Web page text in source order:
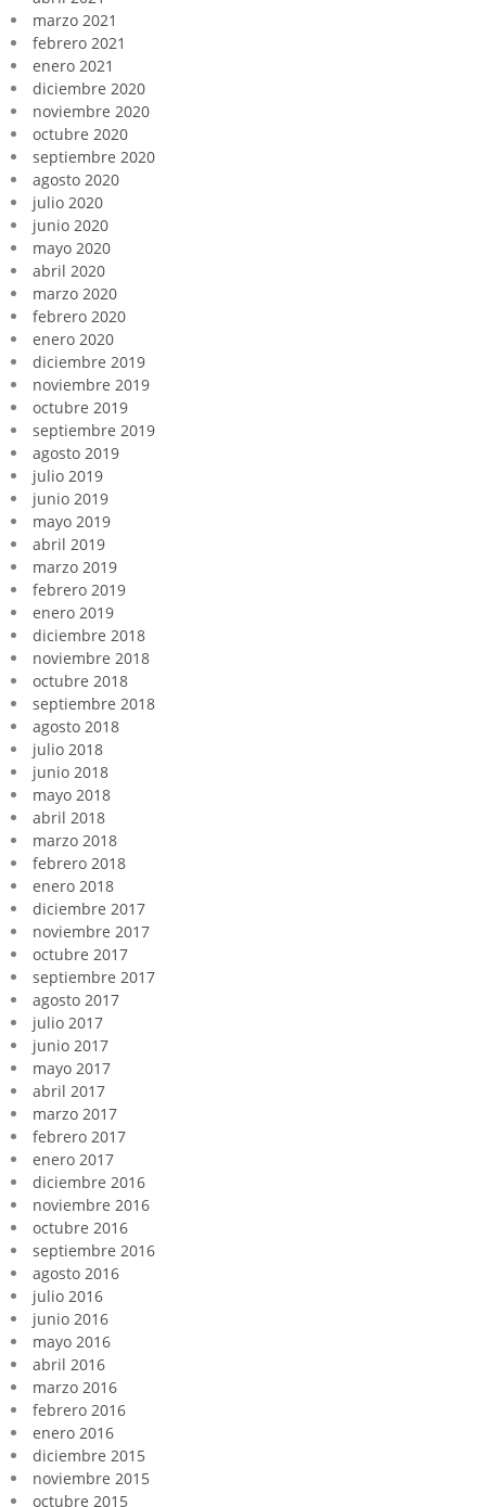
marzo 2021
febrero 2021
enero 2021
diciembre 2020
noviembre 2020
octubre 2020
septiembre 2020
agosto 2020
julio 2020
junio 2020
mayo 2020
abril 2020
marzo 2020
febrero 2020
enero 2020
diciembre 2019
noviembre 2019
octubre 2019
septiembre 2019
agosto 2019
julio 2019
junio 2019
mayo 2019
abril 2019
marzo 2019
febrero 2019
enero 2019
diciembre 2018
noviembre 2018
octubre 2018
septiembre 2018
agosto 2018
julio 2018
junio 2018
mayo 2018
abril 2018
marzo 2018
febrero 2018
enero 2018
diciembre 2017
noviembre 2017
octubre 2017
septiembre 2017
agosto 2017
julio 2017
junio 2017
mayo 2017
abril 2017
marzo 2017
febrero 2017
enero 2017
diciembre 2016
noviembre 2016
octubre 2016
septiembre 2016
agosto 2016
julio 2016
junio 2016
mayo 2016
abril 2016
marzo 2016
febrero 2016
enero 2016
diciembre 2015
noviembre 2015
octubre 2015